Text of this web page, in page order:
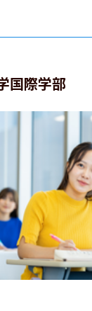
国際学部